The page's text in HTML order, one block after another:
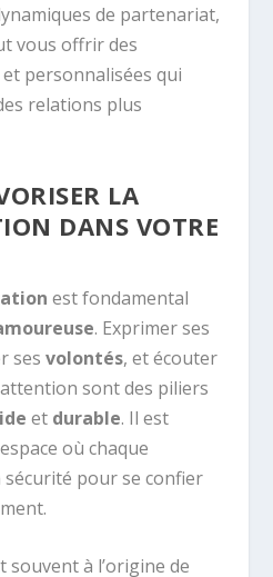
de partenariat,
vous offrir des
personnalisées qui
relations plus
LA
DANS VOTRE
est fondamental
. Exprimer ses
sesvolontés, et écouter
sont des piliers
et durable. Il est
où chaque
pour se confier
souvent à l’origine de